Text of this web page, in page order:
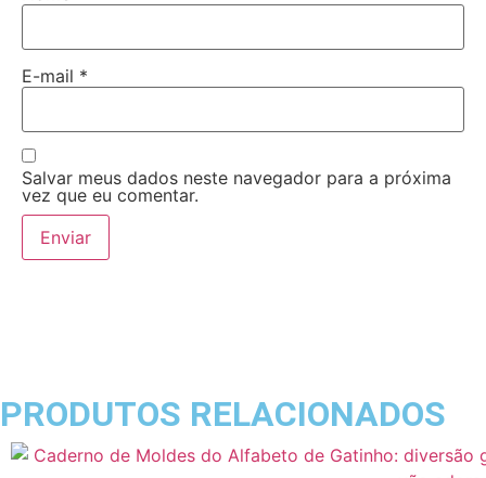
E-mail *
Salvar meus dados neste navegador para a próxima
vez que eu comentar.
PRODUTOS RELACIONADOS